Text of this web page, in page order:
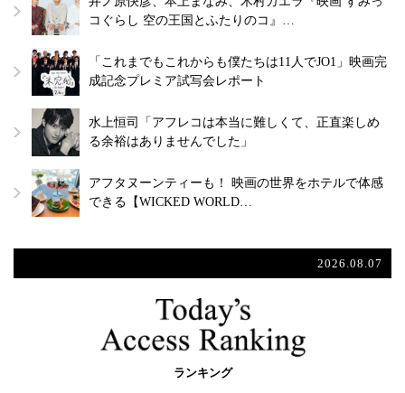
コぐらし 空の王国とふたりのコ』…
「これまでもこれからも僕たちは11人でJO1」映画完
成記念プレミア試写会レポート
水上恒司「アフレコは本当に難しくて、正直楽しめ
る余裕はありませんでした」
アフタヌーンティーも！ 映画の世界をホテルで体感
できる【WICKED WORLD…
2026.08.07
ランキング